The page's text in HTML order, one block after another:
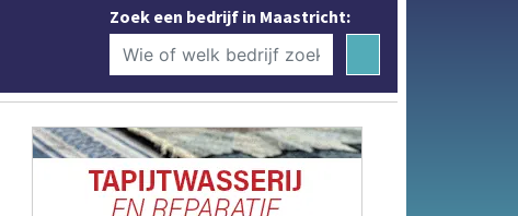
Zoek een bedrijf in Maastricht: